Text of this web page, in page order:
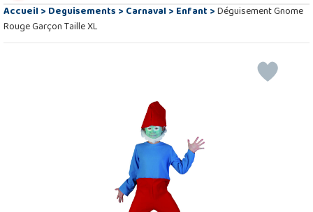
Accueil>Deguisements>Carnaval>Enfant>Déguisement Gnome
Rouge Garçon Taille XL